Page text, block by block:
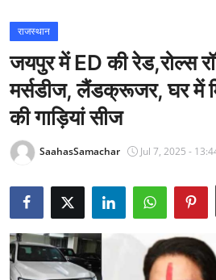
राज्य
अंतराष्ट्रीय
राजनीति
खेल
Epaper
धर्म
लाइफस्टाइल
राजस्थान
जयपुर में ED की रेड,रोल्स
मर्सडीज, लैंडक्रूजर, घर में
की गाड़ियां सीज
SaahasSamachar Jul 7, 2025 -